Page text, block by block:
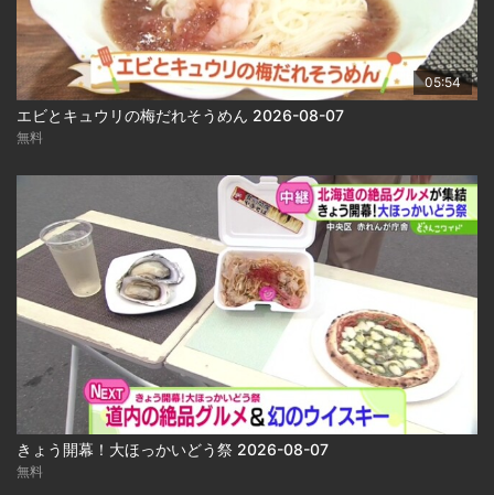
05:54
エビとキュウリの梅だれそうめん 2026-08-07
無料
きょう開幕！大ほっかいどう祭 2026-08-07
無料